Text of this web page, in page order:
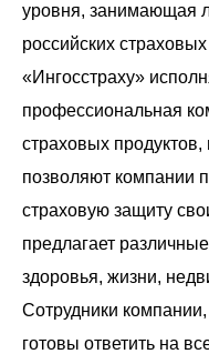
уровня, занимающая
российских
«Ингосстраху»
профессиональная
страховых
позволяют компании
страховую защиту
предлагает
здоровья, жизни,
Сотрудники
готовы ответить на